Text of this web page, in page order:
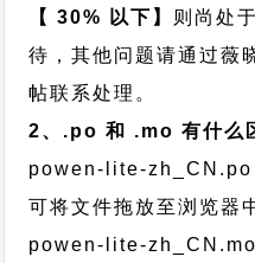
【 30% 以下】 则尚处
待，其他问题请通过薇
帖联系处理。
2、.po 和 .mo 有什么
powen-lite-zh_CN.po
可将文件拖放至浏览器
powen-lite-